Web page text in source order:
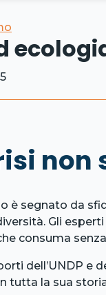
non
è segnato da
Gli
consuma
dell’UNDP e
tutta la sua